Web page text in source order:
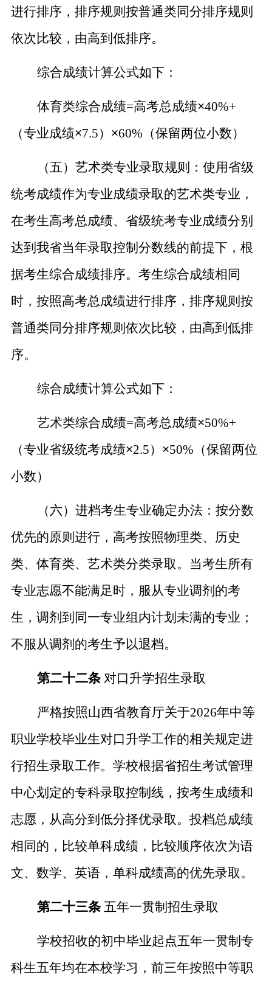
进行排序，排序规则按普通类同分排序规则
依次比较，由高到低排序。
综合成绩计算公式如下：
体育类综合成绩=高考总成绩×40%+
（专业成绩×7.5） ×60% （保留两位小数）
（五）艺术类专业录取规则：使用省级
统考成绩作为专业成绩录取的艺术类专业 ，
在考生高考总成绩、省级统考专业成绩分别
达到我省当年录取控制分数线的前提下，根
据考生综合成绩排序。 考生综合成绩相同
时，按照高考总成绩进行排序，排序规则按
普通类同分排序规则依次比较，由高到低排
序。
综合成绩计算公式如下：
艺术类综合成绩=高考总成绩×50%+
（专业省级统考成绩×2.5） ×50% （保留两位
小数）
（六）进档考生专业确定办法：按分数
优先的原则进行，高考按照物理类、历史
类、体育类、艺术类分类录取。当考生所有
专业志愿不能满足时，服从专业调剂的考
生，调剂到 同一专业组内计划未满的专业；
不服从调剂的考生予以退档。
第二十二条 对口升学招生录取
严格按照山西省教育厅关于2026年中等
职业学校毕业生对口升学工作的相关规定进
行招生录取工作。学校根据省招生考试管理
中心划定的专科录取控制线，按考生成绩和
志愿，从高分到低分择优录取。投档总成绩
相同的，比较单科成绩，比较顺序依次为语
文、数学、英语，单科成绩高的优先录取。
第二十三条 五年一贯制招生录取
学校招收的初中毕业起点五年一贯制专
科生五年均在本校学习，前三年按照中等职